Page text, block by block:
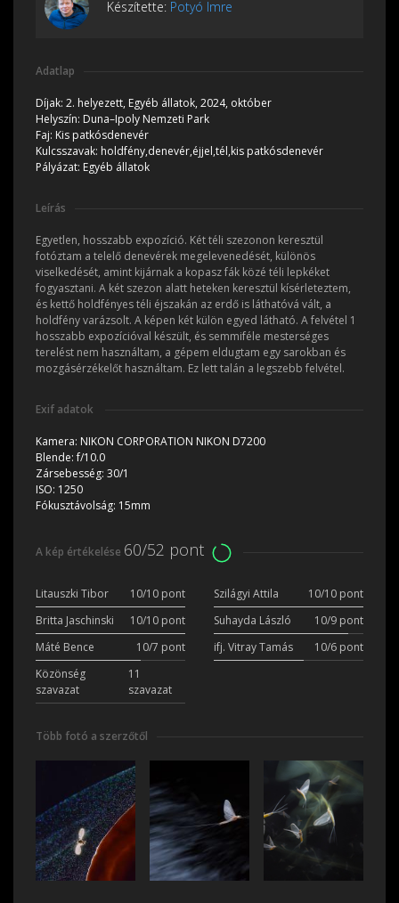
Készítette: Potyó Imre
Adatlap
Díjak: 2. helyezett, Egyéb állatok, 2024, október
Helyszín: Duna–Ipoly Nemzeti Park
Faj: Kis patkósdenevér
Kulcsszavak: holdfény,denevér,éjjel,tél,kis patkósdenevér
Pályázat: Egyéb állatok
Leírás
Egyetlen, hosszabb expozíció. Két téli szezonon keresztül
fotóztam a telelő denevérek megelevenedését, különös
viselkedését, amint kijárnak a kopasz fák közé téli lepkéket
fogyasztani. A két szezon alatt heteken keresztül kísérleteztem,
és kettő holdfényes téli éjszakán az erdő is láthatóvá vált, a
holdfény varázsolt. A képen két külön egyed látható. A felvétel 1
hosszabb expozícióval készült, és semmiféle mesterséges
terelést nem használtam, a gépem eldugtam egy sarokban és
mozgásérzékelőt használtam. Ez lett talán a legszebb felvétel.
Exif adatok
Kamera: NIKON CORPORATION NIKON D7200
Blende:f/10.0
Zársebesség: 30/1
ISO: 1250
Fókusztávolság: 15mm
A kép értékelése 60/52 pont
Litauszki Tibor 10/10 pont Szilágyi Attila
10/10 pont
Britta Jaschinski
10/10 pont Suhayda László
10/9 pont
Máté Bence
10/7 pont ifj. Vitray Tamás
10/6 pont
Közönség
szavazat
11
szavazat
Több fotó a szerzőtől